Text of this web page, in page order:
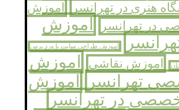
هنری در تهرانسر
اموزش
در تهرانسر
اموزش
اموزش طراحی سایت با ورد پرس
اموزش نقاشی
اموزش
تهرانسر
اموزش
در تهرانسر